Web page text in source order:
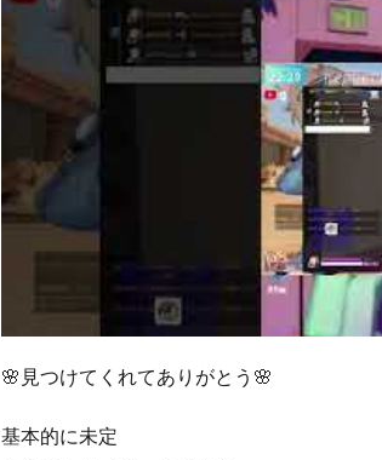
🌸見つけてくれてありがとう🌸
基本的に未定